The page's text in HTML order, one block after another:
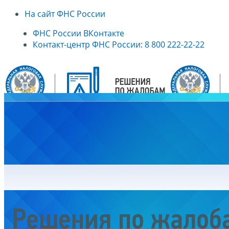
На сайт ФНС России
ФНС России ВКонтакте
Контакт-центр ФНС России: 8 800 222-22-22
Решения по